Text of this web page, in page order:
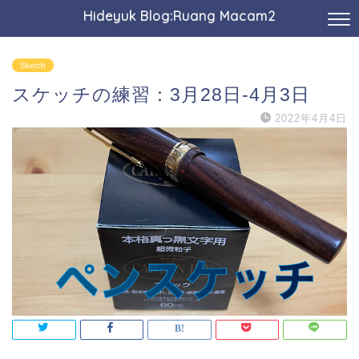
Hideyuk Blog:Ruang Macam2
Sketch
スケッチの練習：3月28日-4月3日
2022年4月4日